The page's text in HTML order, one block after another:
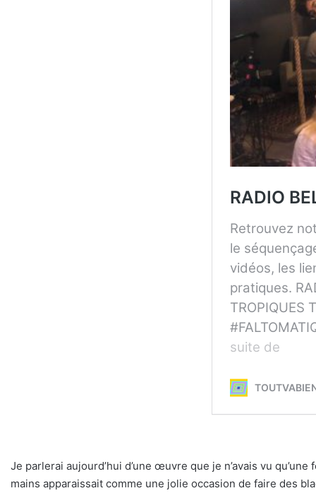
Je parlerai aujourd’hui d’une œuvre que je n’avais vu
mains apparaissait comme une jolie occasion de faire des